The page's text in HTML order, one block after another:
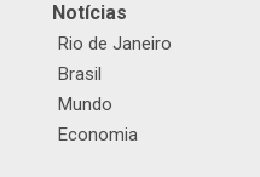
Notícias
Rio de Janeiro
Brasil
Mundo
Economia